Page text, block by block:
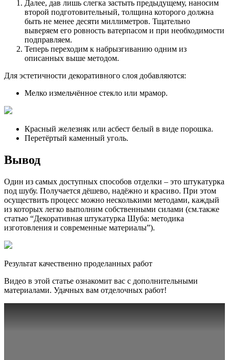
Далее, дав лишь слегка застыть предыдущему, наносим
второй подготовительный, толщина которого должна
быть не менее десяти миллиметров. Тщательно
выверяем его ровность ватерпасом и при необходимости
подправляем.
Теперь переходим к набрызгиванию одним из
описанных выше методом.
Для эстетичности декоративного слоя добавляются:
Мелко измельчённое стекло или мрамор.
Красный железняк или асбест белый в виде порошка.
Перетёртый каменный уголь.
Вывод
Один из самых доступных способов отделки – это штукатурка
под шубу. Получается дёшево, надёжно и красиво. При этом
осуществить процесс можно несколькими методами, каждый
из которых легко выполним собственными силами (см.также
статью “Декоративная штукатурка Шуба: методика
изготовления и современные материалы”).
Результат качественно проделанных работ
Видео в этой статье ознакомит вас с дополнительными
материалами. Удачных вам отделочных работ!